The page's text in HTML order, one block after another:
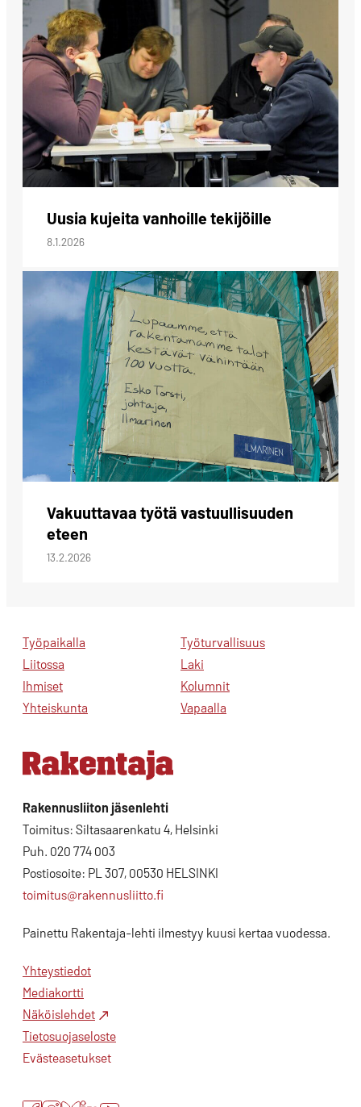
Uusia kujeita vanhoille tekijöille
8.1.2026
Vakuuttavaa työtä vastuullisuuden
eteen
13.2.2026
Työpaikalla
Liitossa
Ihmiset
Yhteiskunta
Työturvallisuus
Laki
Kolumnit
Vapaalla
Rakennusliiton jäsenlehti
Toimitus: Siltasaarenkatu 4, Helsinki
Puh. 020 774 003
Postiosoite: PL 307, 00530 HELSINKI
toimitus@rakennusliitto.fi
Painettu Rakentaja-lehti ilmestyy kuusi kertaa vuodessa.
Yhteystiedot
Mediakortti
Näköislehdet
Tietosuojaseloste
Evästeasetukset